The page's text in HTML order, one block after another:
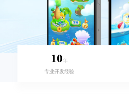
10年
专业开发经验